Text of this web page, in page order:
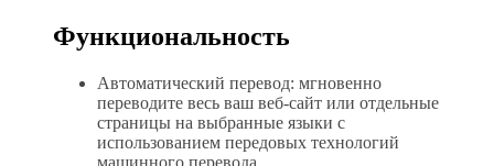
Функциональность
Автоматический перевод: мгновенно
переводите весь ваш веб-сайт или отдельные
страницы на выбранные языки с
использованием передовых технологий
машинного перевода.